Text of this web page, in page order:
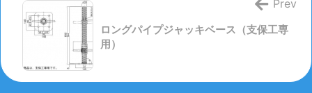
ロングパイプジャッキベース（支保工専
用）
Prev